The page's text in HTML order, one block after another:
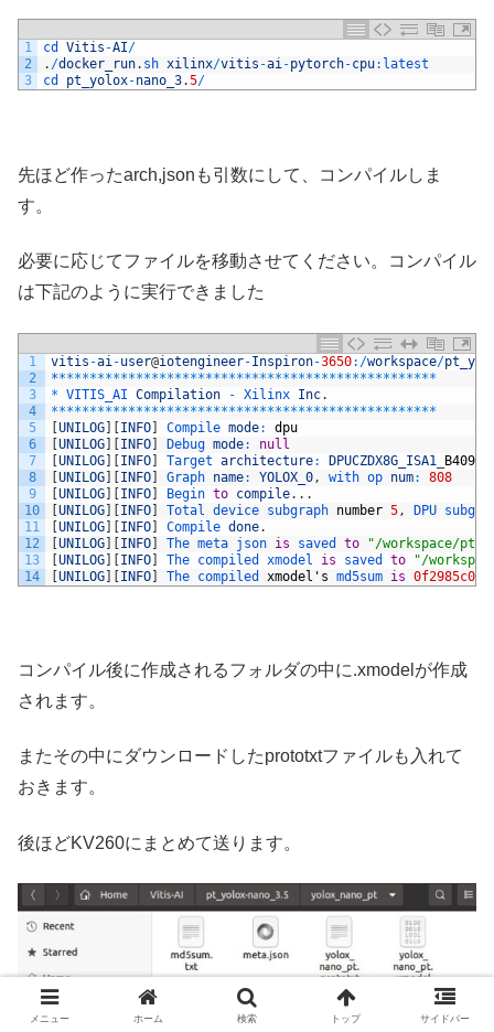
1
2
3
cd Vitis -AI/
. /docker_run. sh xilinx/vitis -ai-pytorch-cpu: latest
cd pt_yolox-nano_3.5/
先ほど作ったarch,jsonも引数にして、コンパイルしま
す。
必要に応じてファイルを移動させてください。コンパイル
は下記のように実行できました
1
2
3
4
5
6
7
8
9
10
11
12
13
14
vitis -ai -user@iotengineer-Inspiron-3650: /workspace/
**************************************************
* VITIS_AI Compilation - Xilinx Inc.
**************************************************
[UNILOG] [INFO] Compile mode:
dpu
[UNILOG] [INFO] Debug mode:
null
[UNILOG] [INFO] Target architecture: DPUCZDX8G_ISA1
B4096
[UNILOG] [INFO] Graph name: YOLOX_0 , with op num:
808
[UNILOG] [INFO] Begin to compile. . .
[UNILOG] [INFO] Total device subgraph number 5 , DPU
[UNILOG] [INFO] Compile done.
[UNILOG] [INFO] The meta json is saved to
"/workspace/
[UNILOG] [INFO] The compiled xmodel is saved to
"/
[UNILOG] [INFO] The compiled xmodel ' s md5sum is
コンパイル後に作成されるフォルダの中に.xmodelが作成
されます。
またその中にダウンロードしたprototxtファイルも入れて
おきます。
後ほどKV260にまとめて送ります。
メニュー ホーム 検索 トップ サイドバー